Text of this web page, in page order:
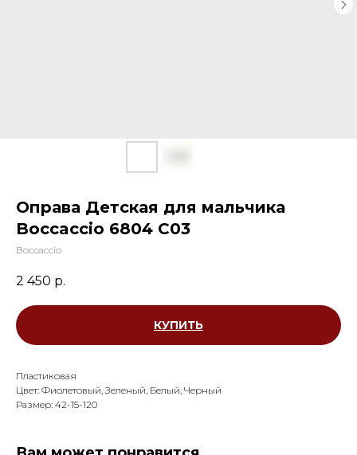
Оправа Детская для мальчика
Boccaccio 6804 С03
Boccaccio
2 450 р.
КУПИТЬ
Пластиковая
Цвет: Фиолетовый, Зеленый, Белый, Черный
Размер: 42-15-120